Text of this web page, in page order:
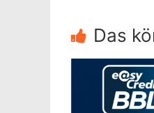
Das